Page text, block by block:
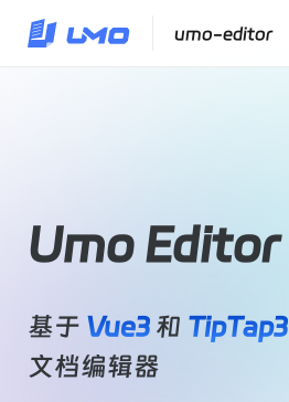
Umo Editor
基于 Vue3 和 TipTap3
文档编辑器